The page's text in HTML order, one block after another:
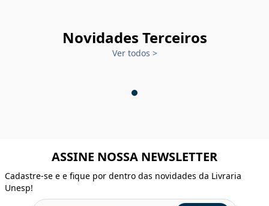
Novidades Terceiros
Ver todos >
ASSINE NOSSA NEWSLETTER
Cadastre-se e e fique por dentro das novidades da Livraria
Unesp!